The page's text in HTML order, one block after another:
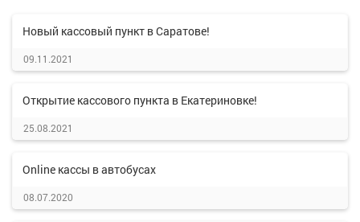
Новый кассовый пункт в Саратове!
09.11.2021
Открытие кассового пункта в Екатериновке!
25.08.2021
Online кассы в автобусах
08.07.2020